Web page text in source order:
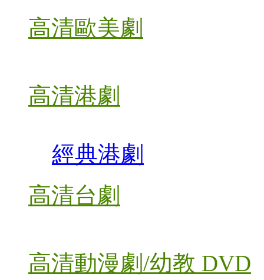
高清歐美劇
高清港劇
經典港劇
高清台劇
高清動漫劇/幼教 DVD